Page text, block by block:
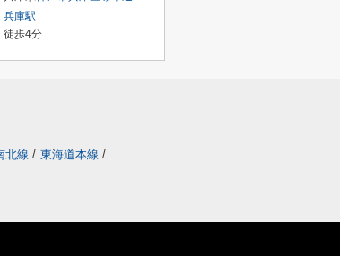
兵庫駅
徒歩4分
北線 / 東海道本線 /